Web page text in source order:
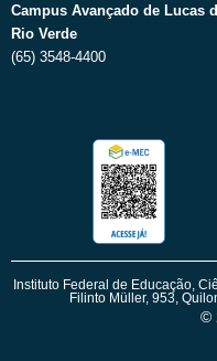
Campus Avançado de Lucas
Rio Verde
(65) 3548-4400
Instituto Federal de Educação,
Filinto Müller, 953,
©